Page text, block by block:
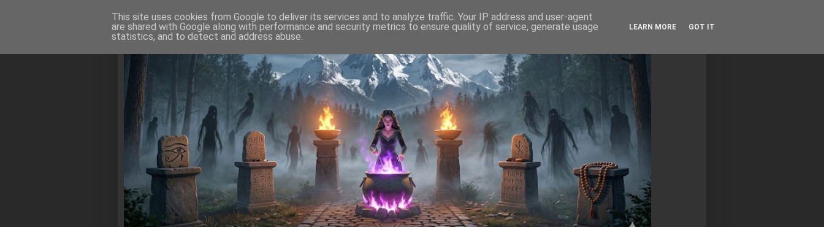
This site uses cookies from Google to deliver its services and to analyze traffic. Your IP address and user-agent
are shared with Google along with performance and security metrics to ensure quality of service, generate usage
statistics, and to detect and address abuse.
LEARN MORE GOT IT